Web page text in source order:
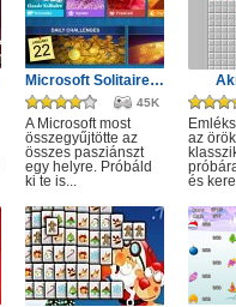
Microsoft Solitaire Collection
45K
A Microsoft most
összegyűjtötte az
összes pasziánszt
egy helyre. Próbáld
ki te is...
az örök
és